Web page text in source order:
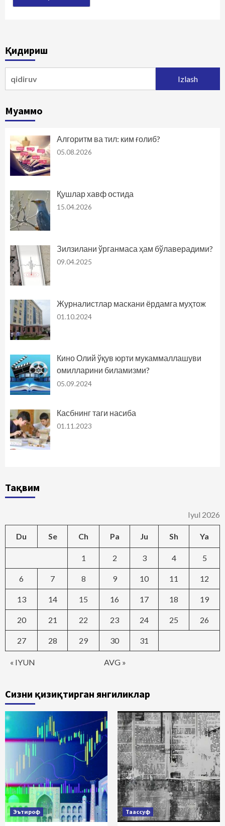
Қидириш
Муаммо
Алгоритм ва тил: ким ғолиб?
05.08.2026
Қушлар хавф остида
15.04.2026
Зилзилани ўрганмаса ҳам бўлаверадими?
09.04.2025
Журналистлар маскани ёрдамга муҳтож
01.10.2024
Кино Олий ўқув юрти мукаммаллашуви
омилларини биламизми?
05.09.2024
Касбнинг таги насиба
01.11.2023
Тақвим
Iyul 2026
Du Se Ch Pa Ju Sh Ya
« IYUN AVG »
1 2 3 4 5
6 7 8 9 10 11 12
13 14 15 16 17 18 19
20 21 22 23 24 25 26
27 28 29 30 31
Сизни қизиқтирган янгиликлар
Эътироф Таассуф